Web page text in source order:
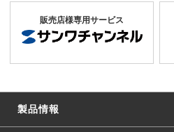
販売店様専用サービス
製品情報